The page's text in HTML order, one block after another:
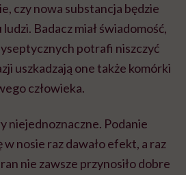
czy nowa substancja będzie
Badacz miał świadomość,
potrafi niszczyć
uszkadzają one także komórki
człowieka.
niejednoznaczne. Podanie
nosie raz dawało efekt, a raz
nie zawsze przynosiło dobre